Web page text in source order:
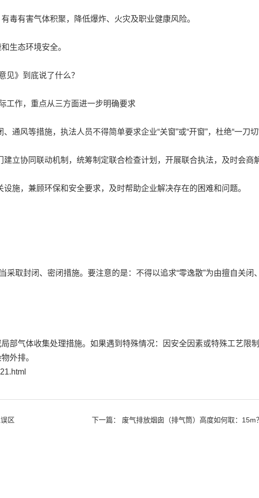
有害气体积聚，降低爆炸、火灾及职业健康风险。
生态环境安全。
》到底说了什么？
作，重点从三方面进一步明确要求
风等措施，执法人员不得简单要求企业“关窗”或“开窗”，杜绝“一刀切
协同联动机制，统筹制定联合检查计划，开展联合执法，及时会商
，兼顾环保和安全要求，及时帮助企业解决存在的困难和问题。
封闭、密闭措施。要注意的是：不得以追求“零逸散”为由擅自关闭
气体收集处理措施。如果遇到特殊情况：因安全因素或特殊工艺限
外排。
区 下一篇： 废气排放烟囱（排气筒）高度如何取：15m？